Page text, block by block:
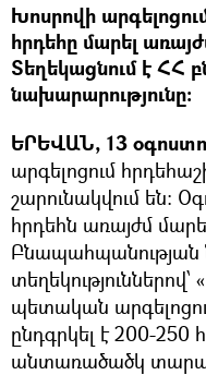
Խոսրովի
հրդեհը մարել
Տեղեկացնում է ՀՀ
նախարարությունը։
ԵՐԵՎԱՆ, 13
արգելոցում
շարունակվում են։
հրդեհն առայժմ
Բնապահպանության
պետական
ընդգրկել է 200-250
անտառածածկ